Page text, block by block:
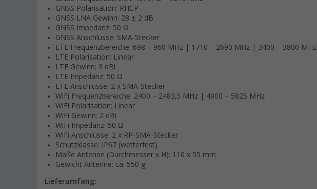
GNSS Polarisation: RHCP
GNSS LNA Gewinn: 28 ± 2 dB
GNSS Impedanz: 50 Ω
GNSS Anschlüsse: SMA-Stecker
LTE Frequenzbereiche: 698 – 960 MHz | 1710 – 2690 MHz | 3400 – 3800 MHz
LTE Polarisation: Linear
LTE Gewinn: 3 dBi
LTE Impedanz: 50 Ω
LTE Anschlüsse: 2 x SMA-Stecker
WiFi Frequenzbereiche: 2400 – 2483,5 MHz | 4900 – 5825 MHz
WiFi Polarisation: Linear
WiFi Gewinn: 2 dBi
WiFi Impedanz: 50 Ω
WiFi Anschlüsse: 2 x RP-SMA-Stecker
Schutzklasse: IP67 (wetterfest)
Maße Antenne (Durchmesser x H): 110 x 55 mm
Gewicht Antenne: ca. 550 g
Lieferumfang: